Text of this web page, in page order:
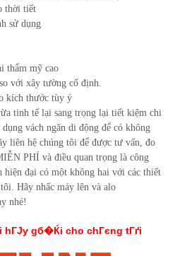
thời tiết
sử dụng
thẩm mỹ cao
với xây tường cố định.
kích thước tùy ý
tinh tế lại sang trọng lại tiết kiệm chi
vách ngăn di động để có không
liên hệ chúng tôi để được tư vấn, đo
PHÍ và điều quan trọng là công
hiện đại có một không hai với các thiết
Hãy nhấc máy lên và alo
nhé!
gб�Ќi cho chГєng tГґi